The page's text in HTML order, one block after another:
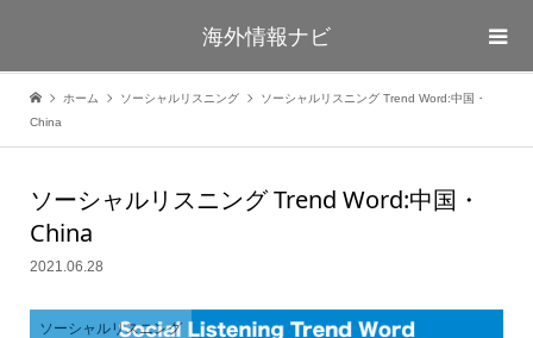
海外情報ナビ
ホーム ソーシャルリスニング
ソーシャルリスニング Trend Word:中国・
China
ソーシャルリスニング Trend Word:中国・
China
2021.06.28
ソーシャルリスニング